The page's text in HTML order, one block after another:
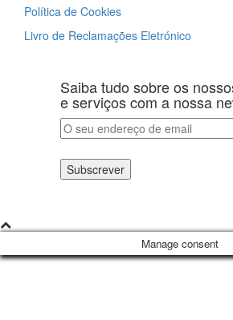
Channel
Política de Cookies
Livro de Reclamações Eletrónico
Saiba tudo sobre os
e serviços com a nossa
Subscrever
Manage consent